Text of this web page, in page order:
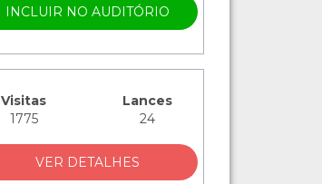
INCLUIR NO AUDITÓRIO
Visitas
1775
Lances
24
VER DETALHES